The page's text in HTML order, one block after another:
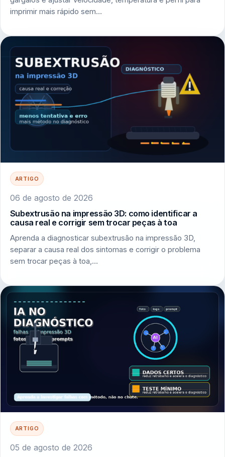
imprimir mais rápido sem…
ARTIGO
06 de agosto de 2026
Subextrusão na impressão 3D: como identificar a
causa real e corrigir sem trocar peças à toa
Aprenda a diagnosticar subextrusão na impressão 3D,
separar a causa real dos sintomas e corrigir o problema
sem trocar peças à toa,…
ARTIGO
05 de agosto de 2026